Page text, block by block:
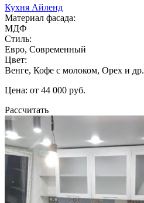
Кухня Айленд
Материал фасада:
МДФ
Стиль:
Евро, Современный
Цвет:
Венге, Кофе с молоком, Орех и др.
Цена: от 44 000 руб.
Рассчитать